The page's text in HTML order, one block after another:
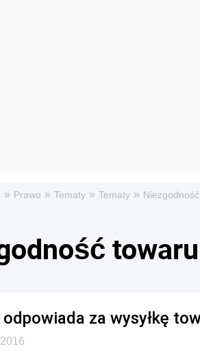
» Prawo » Tematy » Tematy »
odpowiada za wysyłkę